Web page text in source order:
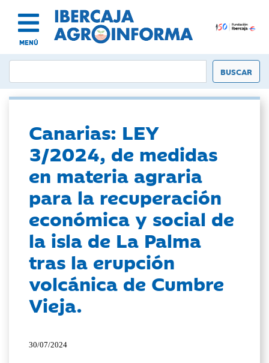
MENÚ
Canarias: LEY
3/2024, de medidas
en materia agraria
para la recuperación
económica y social de
la isla de La Palma
tras la erupción
volcánica de Cumbre
Vieja.
30/07/2024